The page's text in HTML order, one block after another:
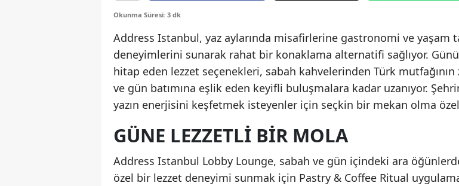
Okunma Süresi: 3 dk
Address Istanbul, yaz aylarında misafirlerine gastronomi ve yaşam
deneyimlerini sunarak rahat bir konaklama alternatifi sağlıyor.
hitap eden lezzet seçenekleri, sabah kahvelerinden Türk mutfağının
ve gün batımına eşlik eden keyifli buluşmalara kadar uzanıyor.
yazın enerjisini keşfetmek isteyenler için seçkin bir mekan olma
GÜNE LEZZETLI BIR MOLA
Address Istanbul Lobby Lounge, sabah ve gün içindeki ara
özel bir lezzet deneyimi sunmak için Pastry & Coffee Ritual